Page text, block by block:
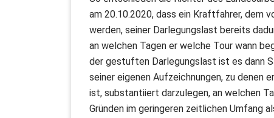
am 20.10.2020, dass ein Kraftfahrer, dem
werden, seiner Darlegungslast bereits
an welchen Tagen er welche Tour wann
der gestuften Darlegungslast ist es dann
seiner eigenen Aufzeichnungen, zu
ist, substantiiert darzulegen, an welchen
Gründen im geringeren zeitlichen Umfang